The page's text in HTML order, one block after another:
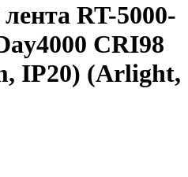
RT-5000-
CRI98
IP20) (Arlight,